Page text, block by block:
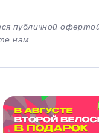
публичной
нам.